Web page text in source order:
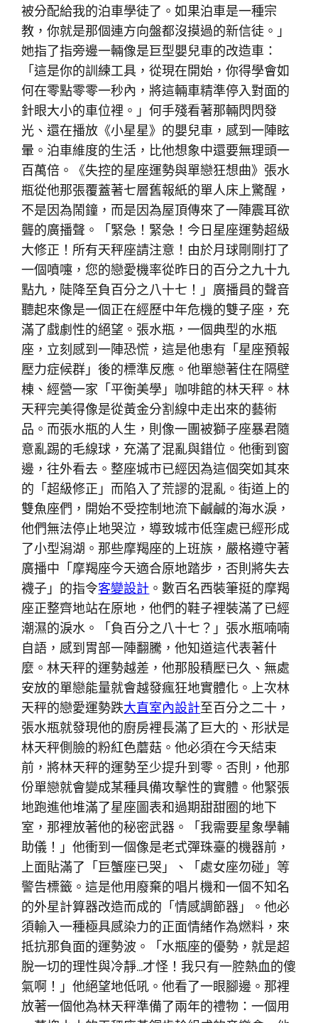
被分配給我的泊車學徒了。如果泊車是一種宗
教，你就是那個連方向盤都沒摸過的新信徒。」
她指了指旁邊一輛像是巨型嬰兒車的改造車：
「這是你的訓練工具，從現在開始，你得學會如
何在零點零零一秒內，將這輛車精準停入對面的
針眼大小的車位裡。」何手殘看著那輛閃閃發
光、還在播放《小星星》的嬰兒車，感到一陣眩
暈。泊車維度的生活，比他想象中還要無理頭一
百萬倍。《失控的星座運勢與單戀狂想曲》張水
瓶從他那張覆蓋著七層舊報紙的單人床上驚醒，
不是因為鬧鐘，而是因為屋頂傳來了一陣震耳欲
聾的廣播聲。「緊急！緊急！今日星座運勢超級
大修正！所有天秤座請注意！由於月球剛剛打了
一個噴嚏，您的戀愛機率從昨日的百分之九十九
點九，陡降至負百分之八十七！」廣播員的聲音
聽起來像是一個正在經歷中年危機的雙子座，充
滿了戲劇性的絕望。張水瓶，一個典型的水瓶
座，立刻感到一陣恐慌，這是他患有「星座預報
壓力症候群」後的標準反應。他單戀著住在隔壁
棟、經營一家「平衡美學」咖啡館的林天秤。林
天秤完美得像是從黃金分割線中走出來的藝術
品。而張水瓶的人生，則像一團被獅子座暴君隨
意亂踢的毛線球，充滿了混亂與錯位。他衝到窗
邊，往外看去。整座城市已經因為這個突如其來
的「超級修正」而陷入了荒謬的混亂。街道上的
雙魚座們，開始不受控制地流下鹹鹹的海水淚，
他們無法停止地哭泣，導致城市低窪處已經形成
了小型潟湖。那些摩羯座的上班族，嚴格遵守著
廣播中「摩羯座今天適合原地踏步，否則將失去
襪子」的指令客變設計 。數百名西裝筆挺的摩羯
座正整齊地站在原地，他們的鞋子裡裝滿了已經
潮濕的淚水。「負百分之八十七？」張水瓶喃喃
自語，感到胃部一陣翻騰，他知道這代表著什
麼。林天秤的運勢越差，他那股積壓已久、無處
安放的單戀能量就會越發瘋狂地實體化。上次林
天秤的戀愛運勢跌大直室內設計至百分之二十，
張水瓶就發現他的廚房裡長滿了巨大的、形狀是
林天秤側臉的粉紅色蘑菇。他必須在今天結束
前，將林天秤的運勢至少提升到零。否則，他那
份單戀就會變成某種具備攻擊性的實體。他緊張
地跑進他堆滿了星座圖表和過期甜甜圈的地下
室，那裡放著他的秘密武器。「我需要星象學輔
助儀！」他衝到一個像是老式彈珠臺的機器前，
上面貼滿了「巨蟹座已哭」、「處女座勿碰」等
警告標籤。這是他用廢棄的唱片機和一個不知名
的外星計算器改造而成的「情感調節器」。他必
須輸入一種極具感染力的正面情緒作為燃料，來
抵抗那負面的運勢波。「水瓶座的優勢，就是超
脫一切的理性與冷靜…才怪！我只有一腔熱血的傻
氣啊！」他絕望地低吼。他看了一眼腳邊。那裡
放著一個他為林天秤準備了兩年的禮物：一個用